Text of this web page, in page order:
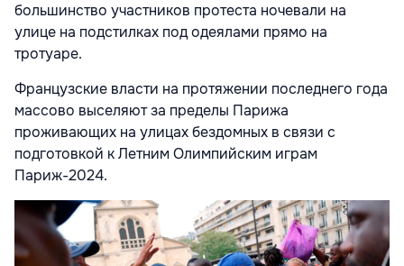
большинство участников протеста ночевали на
улице на подстилках под одеялами прямо на
тротуаре.
Французские власти на протяжении последнего года
массово выселяют за пределы Парижа
проживающих на улицах бездомных в связи с
подготовкой к Летним Олимпийским играм
Париж-2024.